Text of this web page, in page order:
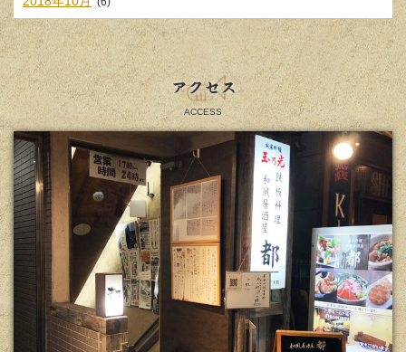
アクセス
ACCESS